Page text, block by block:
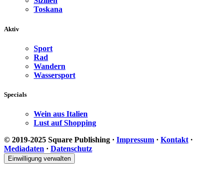
Toskana
Aktiv
Sport
Rad
Wandern
Wassersport
Specials
Wein aus Italien
Lust auf Shopping
© 2019-2025 Square Publishing · Impressum · Kontakt ·
Mediadaten · Datenschutz
Einwilligung verwalten